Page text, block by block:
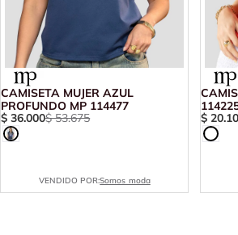
CAMISETA MUJER AZUL
PROFUNDO MP 114477
$ 36.000$ 53.675
VENDIDO POR:Somos moda
$ 20.